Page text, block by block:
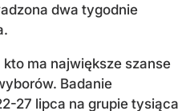
dwa tygodnie
kto ma największe szanse
Badanie
27 lipca na grupie tysiąca